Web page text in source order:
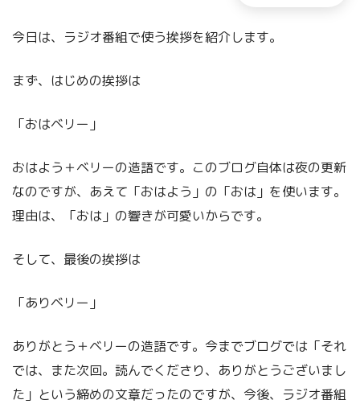
今日は、ラジオ番組で使う挨拶を紹介します。
まず、はじめの挨拶は
「おはベリー」
おはよう＋ベリーの造語です。このブログ自体は夜の更新
なのですが、あえて「おはよう」の「おは」を使います。
理由は、「おは」の響きが可愛いからです。
そして、最後の挨拶は
「ありベリー」
ありがとう＋ベリーの造語です。今までブログでは「それ
では、また次回。読んでくださり、ありがとうございまし
た」という締めの文章だったのですが、今後、ラジオ番組